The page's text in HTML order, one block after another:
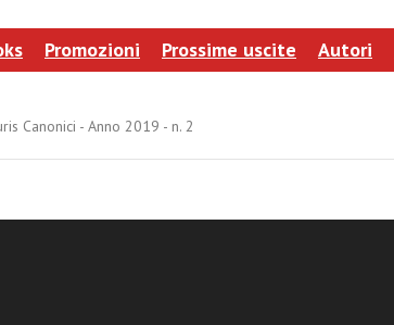
Promozioni Prossime uscite Autori
Canonici - Anno 2019 - n. 2